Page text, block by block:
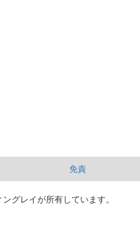
免責
グレイが所有しています。